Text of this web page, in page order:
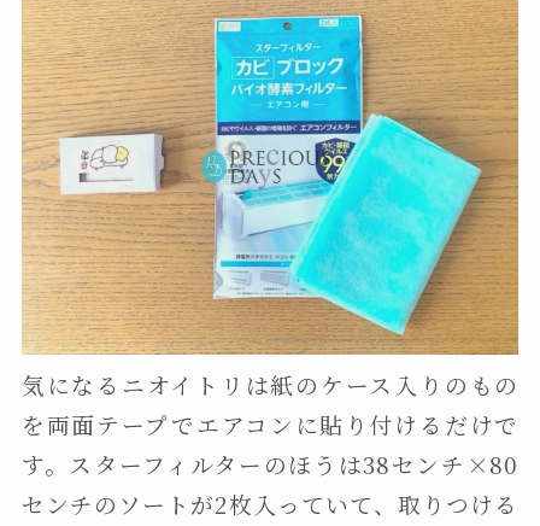
気になるニオイトリは紙のケース入りのもの
を両面テープでエアコンに貼り付けるだけで
す。スターフィルターのほうは38センチ×80
センチのソートが2枚入っていて、取りつける